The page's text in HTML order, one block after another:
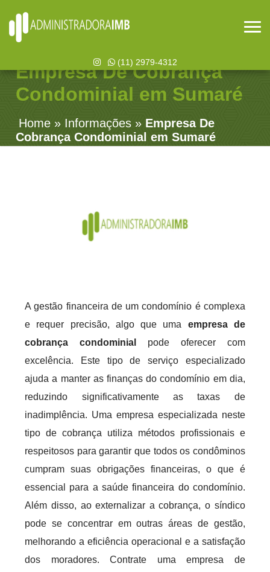
(11) 2979-4312
Empresa De Cobrança
Condominial em Sumaré
Home » Informações » Empresa De
Cobrança Condominial em Sumaré
A gestão financeira de um condomínio é complexa
e requer precisão, algo que uma empresa de
cobrança condominial
pode oferecer com
excelência. Este tipo de serviço especializado
ajuda a manter as finanças do condomínio em dia,
reduzindo significativamente as taxas de
inadimplência. Uma empresa especializada neste
tipo de cobrança utiliza métodos profissionais e
respeitosos para garantir que todos os condôminos
cumpram suas obrigações financeiras, o que é
essencial para a saúde financeira do condomínio.
Além disso, ao externalizar a cobrança, o síndico
pode se concentrar em outras áreas de gestão,
melhorando a eficiência operacional e a satisfação
dos moradores. Contrate uma empresa de